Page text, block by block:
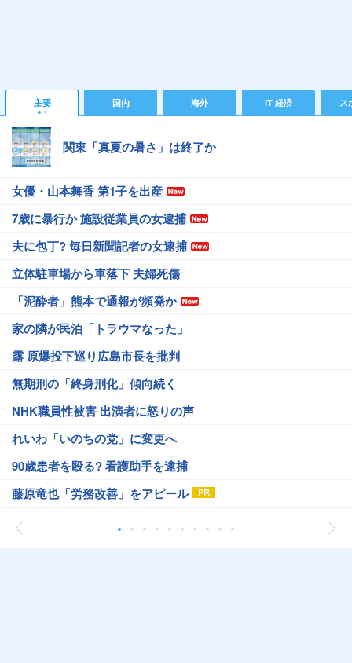
主要 国内 海外 IT 経済 ス
関東「真夏の暑さ」は終了か
女優・山本舞香 第1子を出産
7歳に暴行か 施設従業員の女逮捕
夫に包丁? 毎日新聞記者の女逮捕
立体駐車場から車落下 夫婦死傷
「泥酔者」熊本で通報が頻発か
家の隣が民泊「トラウマなった」
露 原爆投下巡り広島市長を批判
無期刑の「終身刑化」傾向続く
NHK職員性被害 出演者に怒りの声
れいわ「いのちの党」に変更へ
90歳患者を殴る? 看護助手を逮捕
藤原竜也「労務改善」をアピール